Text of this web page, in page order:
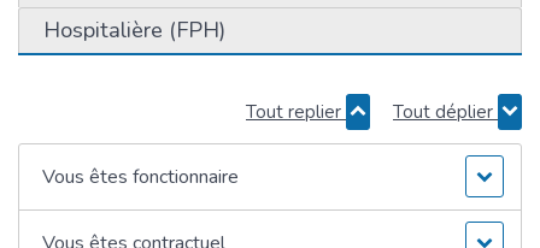
Hospitalière (FPH)
Tout replier Tout déplier
Vous êtes fonctionnaire